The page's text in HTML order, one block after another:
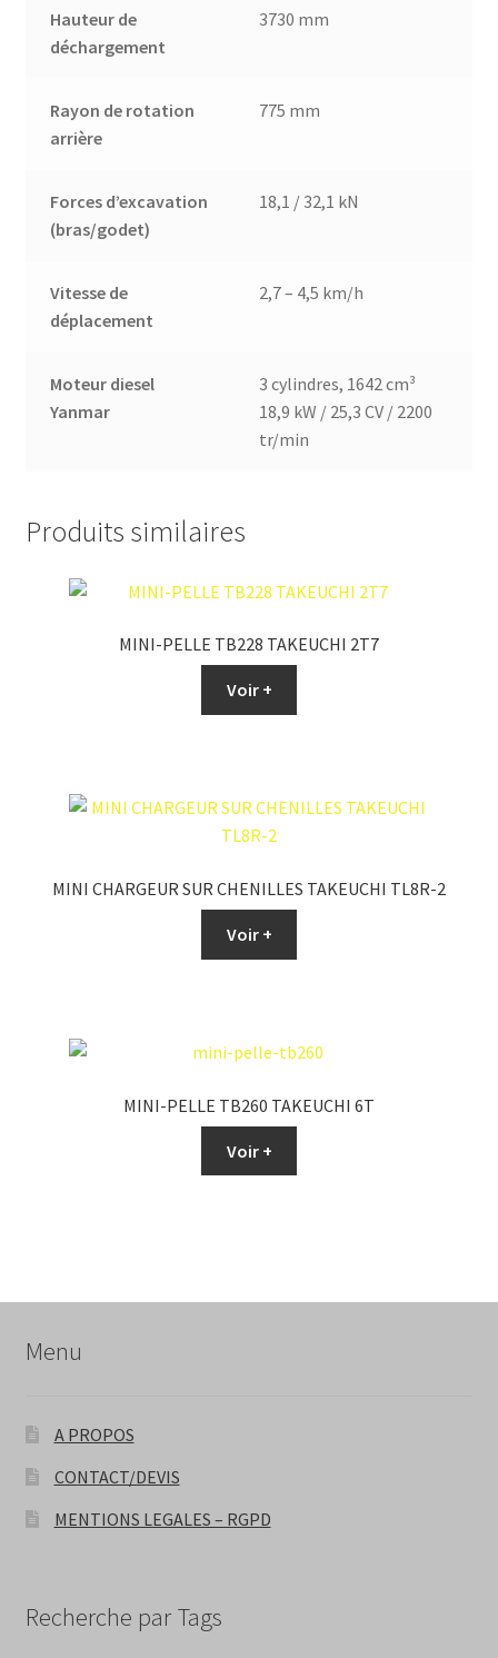
Hauteur de
déchargement
3730 mm
Rayon de rotation
arrière
775 mm
Forces d’excavation
(bras/godet)
18,1 / 32,1 kN
Vitesse de
déplacement
2,7 – 4,5 km/h
Moteur diesel
Yanmar
3 cylindres, 1642 cm³
18,9 kW / 25,3 CV / 2200
tr/min
Produits similaires
MINI-PELLE TB228 TAKEUCHI 2T7
Voir +
MINI CHARGEUR SUR CHENILLES TAKEUCHI TL8R-2
Voir +
MINI-PELLE TB260 TAKEUCHI 6T
Voir +
Menu
A PROPOS
CONTACT/DEVIS
MENTIONS LEGALES – RGPD
Recherche par Tags